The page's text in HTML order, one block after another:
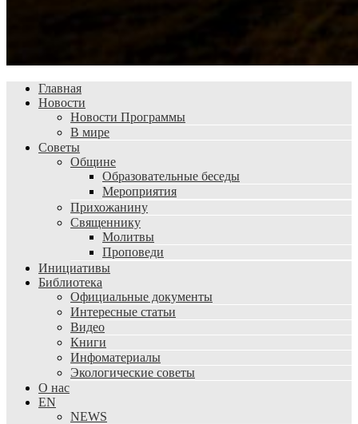
Главная
Новости
Новости Программы
В мире
Советы
Общине
Образовательные беседы
Мероприятия
Прихожанину
Священнику
Молитвы
Проповеди
Инициативы
Библиотека
Официальные документы
Интересные статьи
Видео
Книги
Инфоматериалы
Экологические советы
О нас
EN
NEWS